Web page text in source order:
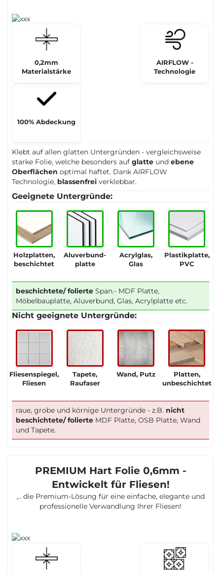
0,2mm
Materialstärke
AIRFLOW -
Technologie
100% Abdeckung
Klebt auf allen glatten Untergründen - vergleichsweise
starke Folie, welche besonders auf glatte und ebene
Oberflächen optimal haftet. Dank AIRFLOW
Technologie, blassenfrei verklebbar.
Geeignete Untergründe:
Holzplatten,
beschichtet
Aluverbund-
platte
Acrylglas,
Glas
Plastikplatte,
PVC
beschichtete/ folierte Span.- MDF Platte,
Möbelbauplatte, Aluverbund, Glas, Acrylplatte etc.
Nicht geeignete Untergründe:
Fliesenspiegel,
Fliesen
Tapete,
Raufaser
Wand, Putz
Platten,
unbeschichtet
raue, grobe und körnige Untergründe - z.B. nicht
beschichtete/ folierte MDF Platte, OSB Platte, Wand
und Tapete.
PREMIUM Hart Folie 0,6mm -
Entwickelt für Fliesen!
,.. die Premium-Lösung für eine einfache, elegante und
professionelle Verwandlung Ihrer Fliesen!